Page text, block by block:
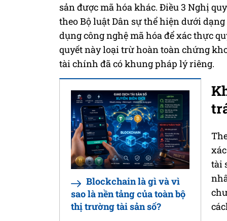
sản được mã hóa khác. Điều 3 Nghị
theo Bộ luật Dân sự thể hiện dưới
dụng công nghệ mã hóa để xác thực
quyết này loại trừ hoàn toàn chứng
tài chính đã có khung pháp lý riêng.
Blockchain là gì và vì
sao là nền tảng của toàn bộ
thị trường tài sản số?
tài